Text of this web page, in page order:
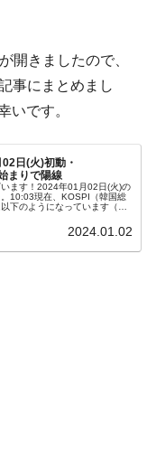
容範、株価暴落に
クス』2026年2Qの
期比13.4倍に。
「またも暗礁」の危
。
暴落・本日07月29
カーの二段コンボ
嶺』は先進技術の
開きましたので、
事にまとめまし
いです。
日(火)初動・
まりで陽線
ます！2024年01月02日(火)の
10:03現在、KOSPI（韓国総
下のようになっています（チ
2024.01.02